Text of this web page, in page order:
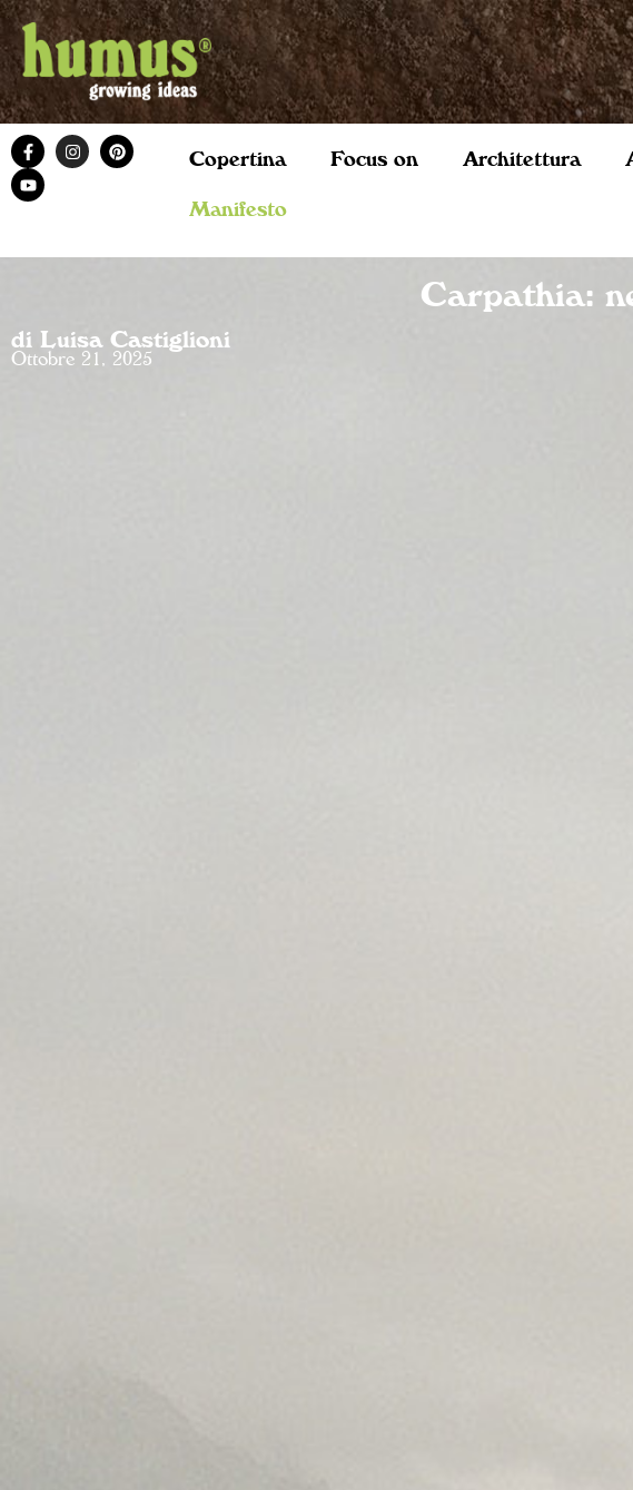
Copertina Focus on Architettura
Manifesto
Carpathia:
di Luisa Castiglioni
Ottobre 21, 2025